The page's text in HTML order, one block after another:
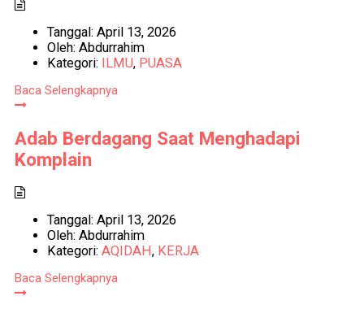
Tanggal: April 13, 2026
Oleh: Abdurrahim
Kategori:
ILMU, PUASA
Baca Selengkapnya
Adab Berdagang Saat Menghadapi
Komplain
Tanggal: April 13, 2026
Oleh: Abdurrahim
Kategori: AQIDAH, KERJA
Baca Selengkapnya